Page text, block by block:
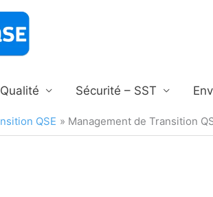
Qualité Sécurité – SST
QSE Management de Transition